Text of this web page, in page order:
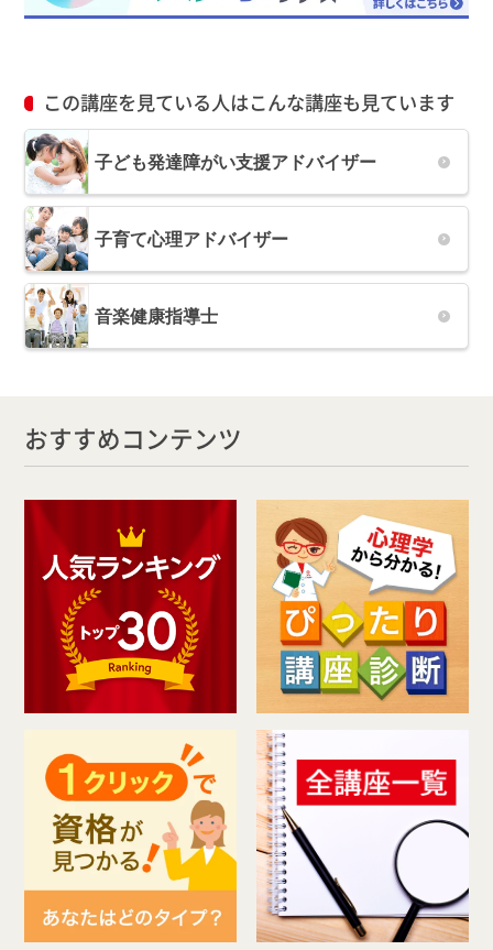
この講座を見ている人はこんな講座も見ています
子ども発達障がい支援アドバイザー
子育て心理アドバイザー
音楽健康指導士
おすすめコンテンツ